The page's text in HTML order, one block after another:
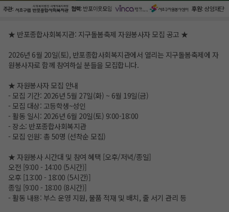
★ 반포종합사회복지관: 지구돌봄축제 자원봉사자 모집 공고 ★
2026년 6월 20일(토), 반포종합사회복지관에서 열리는 지구돌봄축제에 자
원봉사자로 함께 참여하실 분들을 모집합니다.
★ 자원봉사자 모집 안내
- 모집 기간: 2026년 5월 27일(화) ~ 6월 19일(금)
- 모집 대상: 고등학생~성인
- 활동 일시: 2026년 6월 20일(토) 9:00-18:00
- 장소: 반포종합사회복지관
- 모집 인원: 총 50명 (선착순 모집)
★ 자원봉사 시간대 및 참여 혜택 [오후/저녁/종일]
오전 [9:00 - 14:00 (5시간)]
오후 [13:00 - 18:00 (5시간)]
종일 [9:00 - 18:00 (8시간)]
- 활동 내용: 부스 운영 지원, 물품 적재 및 배치, 줄 서기 관리 등